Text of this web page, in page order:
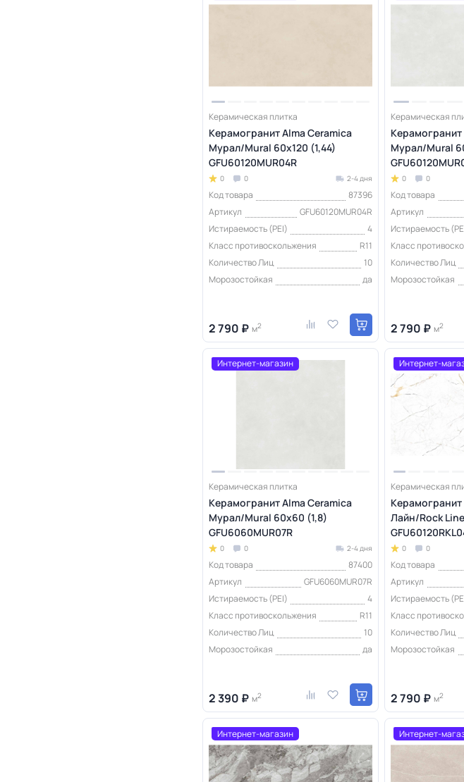
Керамическая плитка
Керамогранит Alma Ceramica
Мурал/Mural 60х120 (1,44)
GFU60120MUR04R
0 0 2-4 дня
Код товара
87396
Артикул
GFU60120MUR04R
Истираемость (PEI)
4
Класс противоскольжения
R11
Количество Лиц
10
Морозостойкая
да
2 790 ₽ м2
Керамическая
Мурал/Mural
0 0
Код товара
Артикул
Истираемость
Класс
Количество Лиц
Морозостойкая
2 790 ₽ м2
Интернет-магазин
Керамическая плитка
Керамогранит Alma Ceramica
Мурал/Mural 60х60 (1,8)
GFU6060MUR07R
0 0 2-4 дня
Код товара
87400
Артикул
GFU6060MUR07R
Истираемость (PEI)
4
Класс противоскольжения
R11
Количество Лиц
10
Морозостойкая
да
2 390 ₽ м2
Интернет-
Керамическая
Керамогранит
Лайн/Rock
0 0
Код товара
Артикул
Истираемость
Класс
Количество Лиц
Морозостойкая
2 790 ₽ м2
Интернет-магазин Интернет-